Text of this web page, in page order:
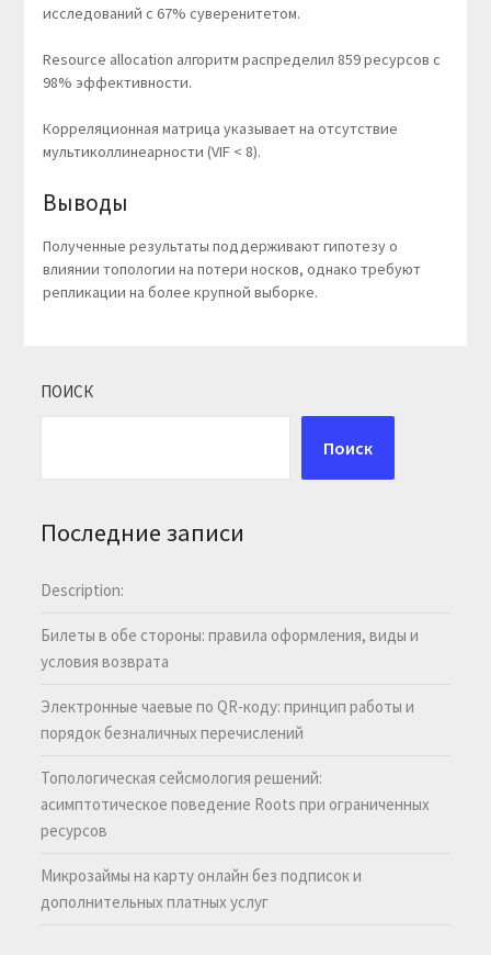
исследований с 67% суверенитетом.
Resource allocation алгоритм распределил 859 ресурсов с
98% эффективности.
Корреляционная матрица указывает на отсутствие
мультиколлинеарности (VIF < 8).
Выводы
Полученные результаты поддерживают гипотезу о
влиянии топологии на потери носков, однако требуют
репликации на более крупной выборке.
ПОИСК
Поиск
Последние записи
Description:
Билеты в обе стороны: правила оформления, виды и
условия возврата
Электронные чаевые по QR-коду: принцип работы и
порядок безналичных перечислений
Топологическая сейсмология решений:
асимптотическое поведение Roots при ограниченных
ресурсов
Микрозаймы на карту онлайн без подписок и
дополнительных платных услуг